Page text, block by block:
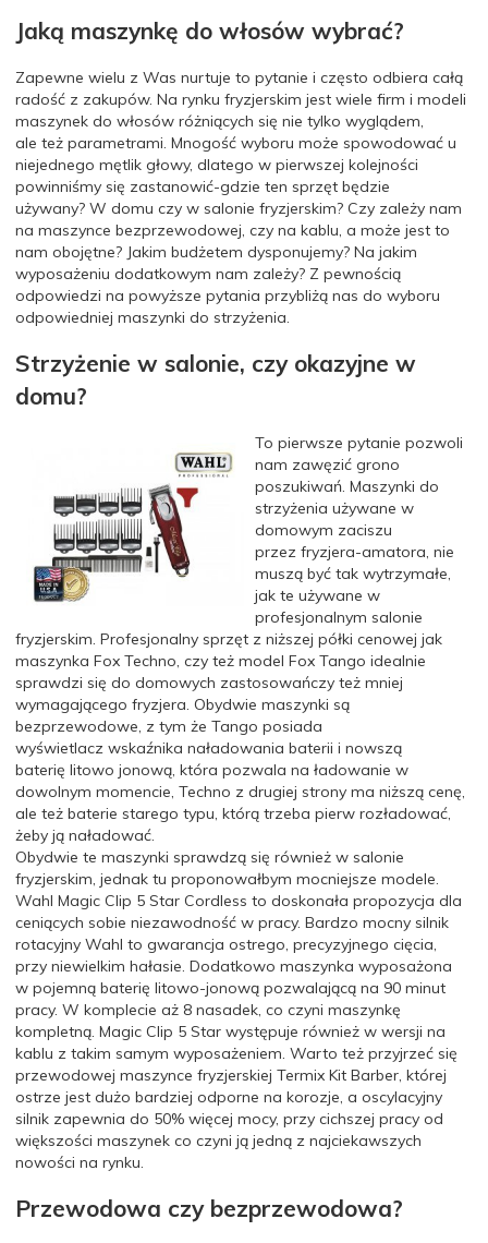
Jaką maszynkę do włosów wybrać?
Zapewne wielu z Was nurtuje to pytanie i często odbiera całą
radość z zakupów. Na rynku fryzjerskim jest wiele firm i modeli
maszynek do włosów różniących się nie tylko wyglądem,
ale też parametrami. Mnogość wyboru może spowodować u
niejednego mętlik głowy, dlatego w pierwszej kolejności
powinniśmy się zastanowić-gdzie ten sprzęt będzie
używany? W domu czy w salonie fryzjerskim? Czy zależy nam
na maszynce bezprzewodowej, czy na kablu, a może jest to
nam obojętne? Jakim budżetem dysponujemy? Na jakim
wyposażeniu dodatkowym nam zależy? Z pewnością
odpowiedzi na powyższe pytania przybliżą nas do wyboru
odpowiedniej maszynki do strzyżenia.
Strzyżenie w salonie, czy okazyjne w
domu?
To pierwsze pytanie pozwoli
nam zawęzić grono
poszukiwań. Maszynki do
strzyżenia używane w
domowym zaciszu
przez fryzjera-amatora, nie
muszą być tak wytrzymałe,
jak te używane w
profesjonalnym salonie
fryzjerskim. Profesjonalny sprzęt z niższej półki cenowej jak
maszynka Fox Techno, czy też model Fox Tango idealnie
sprawdzi się do domowych zastosowańczy też mniej
wymagającego fryzjera. Obydwie maszynki są
bezprzewodowe, z tym że Tango posiada
wyświetlacz wskaźnika naładowania baterii i nowszą
baterię litowo jonową, która pozwala na ładowanie w
dowolnym momencie, Techno z drugiej strony ma niższą cenę,
ale też baterie starego typu, którą trzeba pierw rozładować,
żeby ją naładować.
Obydwie te maszynki sprawdzą się również w salonie
fryzjerskim, jednak tu proponowałbym mocniejsze modele.
Wahl Magic Clip 5 Star Cordless to doskonała propozycja dla
ceniących sobie niezawodność w pracy. Bardzo mocny silnik
rotacyjny Wahl to gwarancja ostrego, precyzyjnego cięcia,
przy niewielkim hałasie. Dodatkowo maszynka wyposażona
w pojemną baterię litowo-jonową pozwalającą na 90 minut
pracy. W komplecie aż 8 nasadek, co czyni maszynkę
kompletną. Magic Clip 5 Star występuje również w wersji na
kablu z takim samym wyposażeniem. Warto też przyjrzeć się
przewodowej maszynce fryzjerskiej Termix Kit Barber, której
ostrze jest dużo bardziej odporne na korozje, a oscylacyjny
silnik zapewnia do 50% więcej mocy, przy cichszej pracy od
większości maszynek co czyni ją jedną z najciekawszych
nowości na rynku.
Przewodowa czy bezprzewodowa?